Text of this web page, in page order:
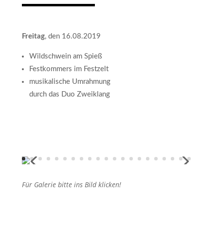
Freitag, den 16.08.2019
Wildschwein am Spieß
Festkommers im Festzelt
musikalische Umrahmung
durch das Duo Zweiklang
Für Galerie bitte ins Bild klicken!